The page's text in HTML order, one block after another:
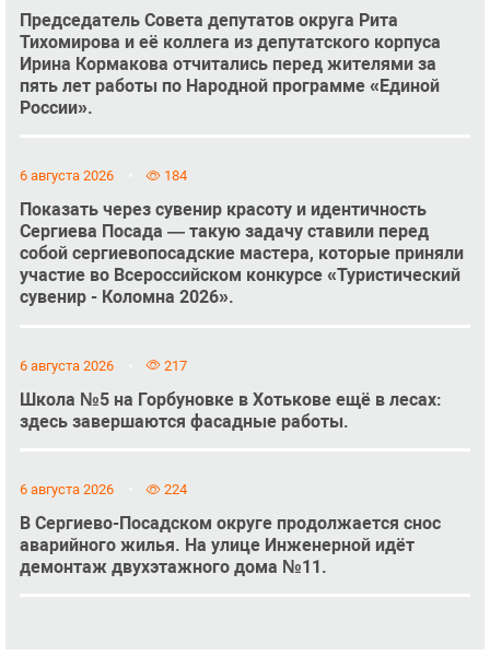
Председатель Совета депутатов округа Рита
Тихомирова и её коллега из депутатского корпуса
Ирина Кормакова отчитались перед жителями за
пять лет работы по Народной программе «Единой
России».
6 августа 2026 184
Показать через сувенир красоту и идентичность
Сергиева Посада — такую задачу ставили перед
собой сергиевопосадские мастера, которые приняли
участие во Всероссийском конкурсе «Туристический
сувенир - Коломна 2026».
6 августа 2026 217
Школа №5 на Горбуновке в Хотькове ещё в лесах:
здесь завершаются фасадные работы.
6 августа 2026 224
В Сергиево-Посадском округе продолжается снос
аварийного жилья. На улице Инженерной идёт
демонтаж двухэтажного дома №11.